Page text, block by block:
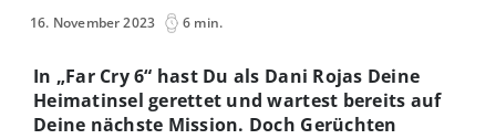
16. November 2023 6 min.
In „Far Cry 6“ hast Du als Dani Rojas Deine
Heimatinsel gerettet und wartest bereits auf
Deine nächste Mission. Doch Gerüchten